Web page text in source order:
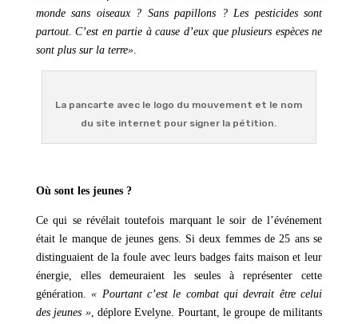
monde sans oiseaux ? Sans papillons ? Les pesticides sont
partout. C’est en partie à cause d’eux que plusieurs espèces ne
sont plus sur la terre».
La pancarte avec le logo du mouvement et le nom
du site internet pour signer la pétition.
Où sont les jeunes ?
Ce qui se révélait toutefois marquant le soir de l’événement
était le manque de jeunes gens. Si deux femmes de 25 ans se
distinguaient de la foule avec leurs badges faits maison et leur
énergie, elles demeuraient les seules à représenter cette
génération.« Pourtant c’est le combat qui devrait être celui
des jeunes », déplore Evelyne. Pourtant, le groupe de militants